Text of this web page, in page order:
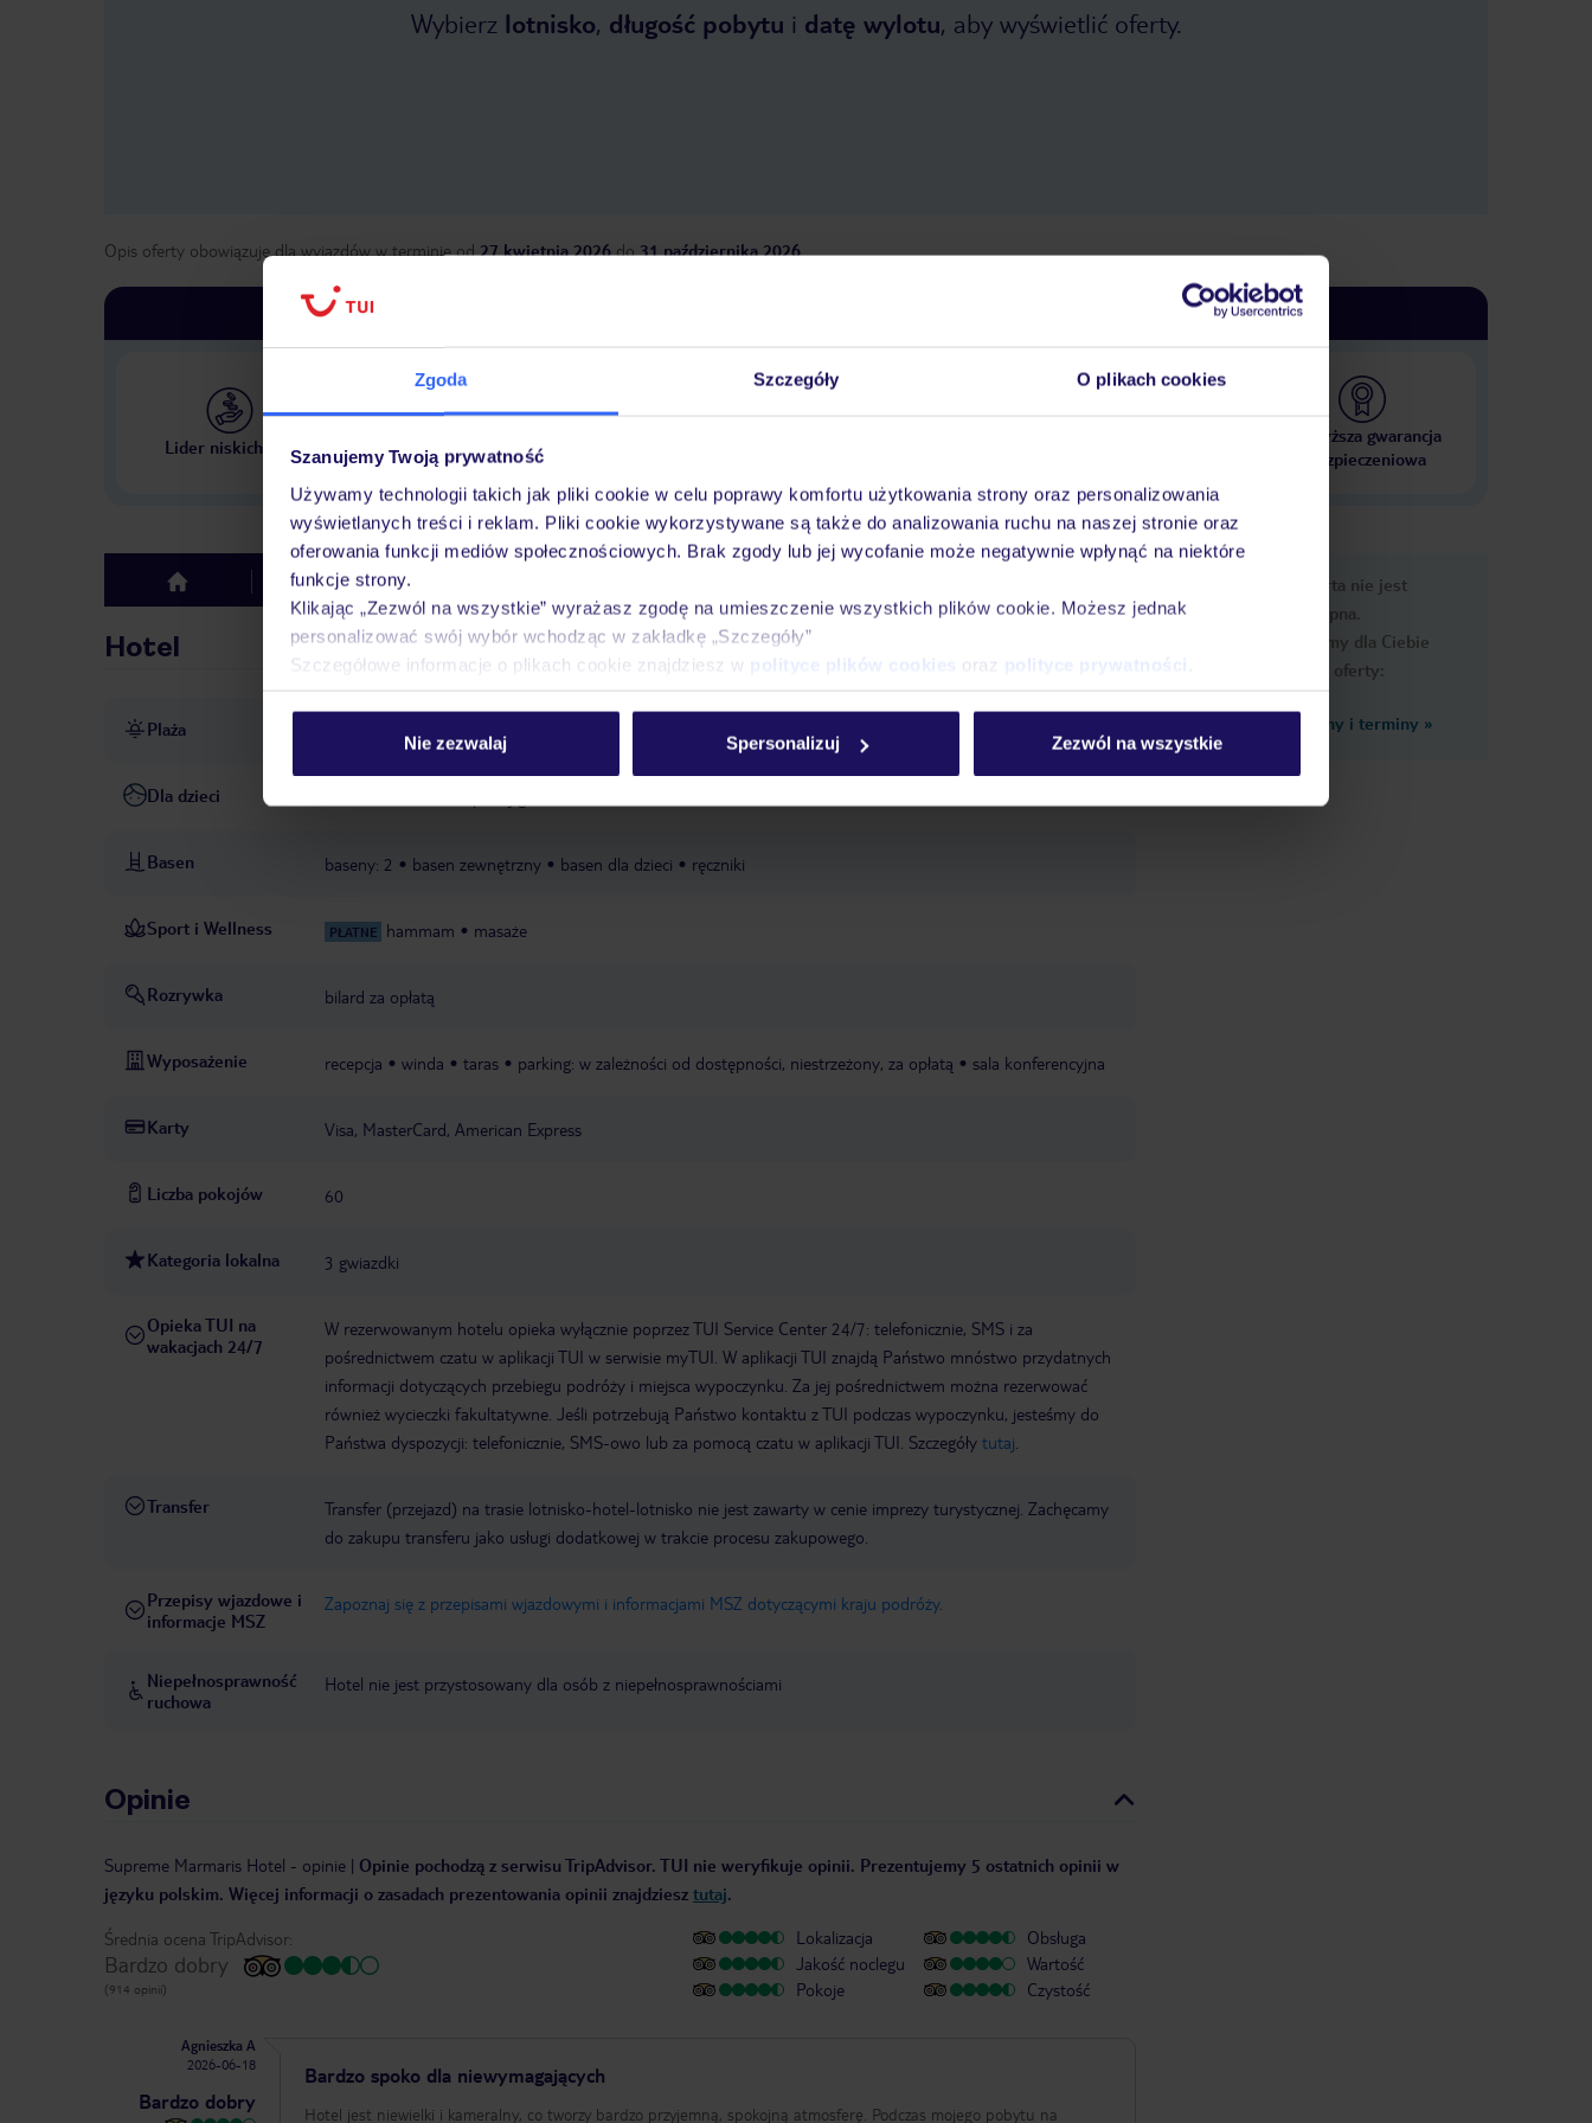
Zgoda Szczegóły O plikach cookies
Szanujemy Twoją prywatność
Używamy technologii takich jak pliki cookie w celu poprawy komfortu użytkowania strony oraz personalizowania
wyświetlanych treści i reklam. Pliki cookie wykorzystywane są także do analizowania ruchu na naszej stronie oraz
oferowania funkcji mediów społecznościowych. Brak zgody lub jej wycofanie może negatywnie wpłynąć na niektóre
funkcje strony.
Klikając „Zezwól na wszystkie” wyrażasz zgodę na umieszczenie wszystkich plików cookie. Możesz jednak
personalizować swój wybór wchodząc w zakładkę „Szczegóły”
Szczegółowe informacje o plikach cookie znajdziesz w polityce plików cookies oraz polityce prywatności
Nie zezwalaj Spersonalizuj Zezwól na wszystkie
Wybierz lotnisko, długość pobytu i datę wylotu, aby wyświetlić oferty.
Opis oferty obowiązuje dla wyjazdów w terminie od 27 kwietnia 2026do31 października 2026
Lider niskich cen
w Polsce
Najwyższa gwarancja
ubezpieczeniowa
top Hotel
Hotel
Plaża ok. 700 m od plaży ręczniki w cenie
Dla dzieci
Basen baseny: 2 basen zewnętrzny basen dla dzieci ręczniki
Sport i Wellness PŁATNE hammam masaże
Rozrywka bilard za opłatą
Wyposażenie recepcja winda taras parking: w zależności od dostępności, niestrzeżony, za opłatą sala konferencyjna
Karty Visa, MasterCard, American Express
Liczba pokojów 60
Kategoria lokalna 3 gwiazdki
Opieka TUI na
wakacjach 24/7
W rezerwowanym hotelu opieka wyłącznie poprzez TUI Service Center 24/7: telefonicznie, SMS i za
pośrednictwem czatu w aplikacji TUI w serwisie myTUI. W aplikacji TUI znajdą Państwo mnóstwo przydatnych
informacji dotyczących przebiegu podróży i miejsca wypoczynku. Za jej pośrednictwem można rezerwować
również wycieczki fakultatywne. Jeśli potrzebują Państwo kontaktu z TUI podczas wypoczynku, jesteśmy do
Państwa dyspozycji: telefonicznie, SMS-owo lub za pomocą czatu w aplikacji TUI. Szczegóły tutaj
Transfer
Transfer (przejazd) na trasie lotnisko-hotel-lotnisko nie jest zawarty w cenie imprezy turystycznej. Zachęcamy
do zakupu transferu jako usługi dodatkowej w trakcie procesu zakupowego.
Przepisy wjazdowe i
informacje MSZ
Zapoznaj się z przepisami wjazdowymi i informacjami MSZ dotyczącymi kraju podróży.
Niepełnosprawność
ruchowa
Hotel nie jest przystosowany dla osób z niepełnosprawnościami
Opinie
Supreme Marmaris Hotel - opinie | Opinie pochodzą z serwisu TripAdvisor. TUI nie weryfikuje opinii. Prezentujemy 5 ostatnich opinii w
języku polskim. Więcej informacji o zasadach prezentowania opinii znajdziesz tutaj.
Średnia ocena TripAdvisor:
Bardzo dobry
(914 opinii)
Lokalizacja
Jakość noclegu
Pokoje
Obsługa
Wartość
Czystość
Agnieszka A
2026-06-18
Bardzo dobry
Bardzo spoko dla niewymagających
Hotel jest niewielki i kameralny, co tworzy bardzo przyjemną, spokojną atmosferę. Podczas mojego pobytu na
Ups, ta oferta nie jest
dostępna.
Przygotowaliśmy dla Ciebie
podobne oferty:
Zobacz inne ceny i terminy »